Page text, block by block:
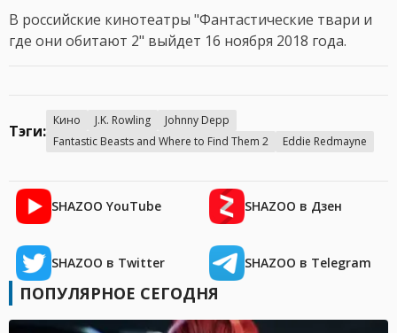
В российские кинотеатры "Фантастические твари и
где они обитают 2" выйдет 16 ноября 2018 года.
Тэги:
Кино J.K. Rowling
Johnny Depp
Fantastic Beasts and Where to Find Them 2
Eddie Redmayne
SHAZOO YouTube SHAZOO в Дзен
SHAZOO в Twitter SHAZOO в Telegram
ПОПУЛЯРНОЕ СЕГОДНЯ